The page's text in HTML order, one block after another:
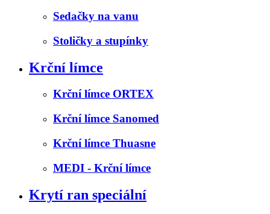
Sedačky na vanu
Stoličky a stupínky
Krční límce
Krční límce ORTEX
Krční límce Sanomed
Krční límce Thuasne
MEDI - Krční límce
Krytí ran speciální